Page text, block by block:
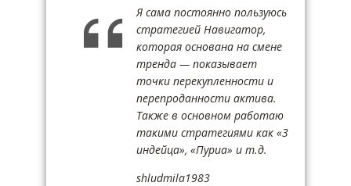
Я сама постоянно пользуюсь
стратегией Навигатор,
которая основана на смене
тренда — показывает
точки перекупленности и
перепроданности актива.
Также в основном работаю
такими стратегиями как «3
индейца», «Пуриа» и т.д.
shludmila1983